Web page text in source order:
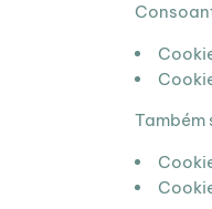
Também